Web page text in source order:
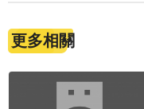
更多相關